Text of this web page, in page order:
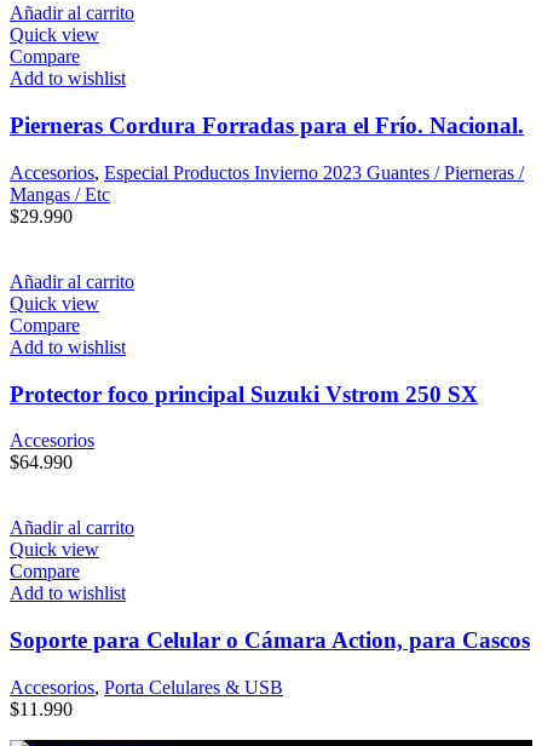
original
era:
$34.990.
Añadir al carrito
Quick view
Compare
Add to wishlist
Pierneras Cordura Forradas para el Frío. Nacional.
Accesorios, Especial Productos Invierno 2023 Guantes / Pierneras /
Mangas / Etc
$29.990
Añadir al carrito
Quick view
Compare
Add to wishlist
Protector foco principal Suzuki Vstrom 250 SX
Accesorios
$64.990
Añadir al carrito
Quick view
Compare
Add to wishlist
Soporte para Celular o Cámara Action, para Cascos
Accesorios, Porta Celulares & USB
$11.990